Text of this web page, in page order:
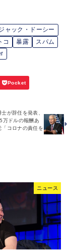
ャック・ドーシー
コ 暴露
スパム
が辞任を発表、
万ドルの報酬あ
コロナの責任を
ニュース